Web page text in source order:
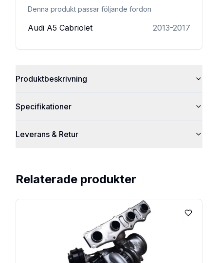
Denna produkt passar följande fordon
Audi A5 Cabriolet 2013-2017
Produktbeskrivning
Specifikationer
Leverans & Retur
Relaterade produkter
Lägg till